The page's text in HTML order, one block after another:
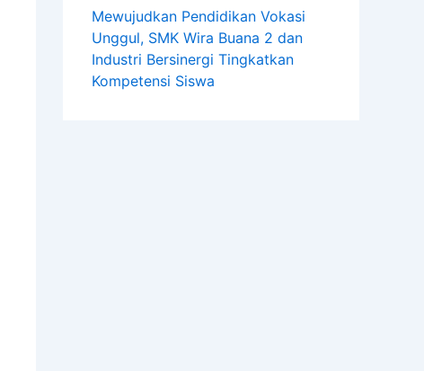
Mewujudkan Pendidikan Vokasi
Unggul, SMK Wira Buana 2 dan
Industri Bersinergi Tingkatkan
Kompetensi Siswa